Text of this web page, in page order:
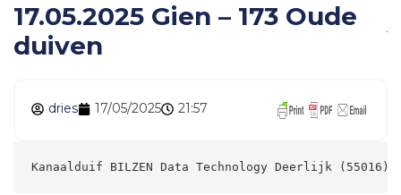
17.05.2025 Gien – 173 Oude
duiven
dries 17/05/2025 21:57
Kanaalduif BILZEN Data Technology Deerlijk (55016)